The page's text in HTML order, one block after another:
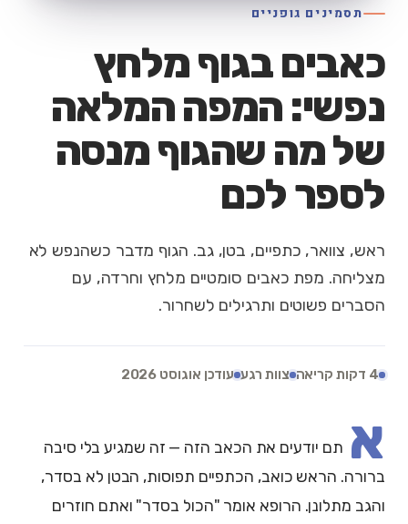
תסמינים גופניים
כאבים בגוף מלחץ
נפשי: המפה המלאה
של מה שהגוף מנסה
לספר לכם
ראש, צוואר, כתפיים, בטן, גב. הגוף מדבר כשהנפש לא
מצליחה. מפת כאבים סומטיים מלחץ וחרדה, עם
הסברים פשוטים ותרגילים לשחרור.
4 דקות קריאה צוות רגע עודכן אוגוסט 2026
א תם יודעים את הכאב הזה — זה שמגיע בלי סיבה
ברורה. הראש כואב, הכתפיים תפוסות, הבטן לא בסדר,
והגב מתלונן. הרופא אומר "הכול בסדר" ואתם חוזרים